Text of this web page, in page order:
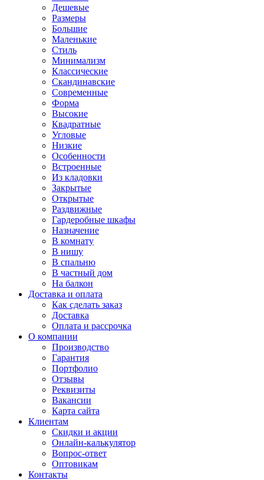
Дешевые
Размеры
Большие
Маленькие
Стиль
Минимализм
Классические
Скандинавские
Современные
Форма
Высокие
Квадратные
Угловые
Низкие
Особенности
Встроенные
Из кладовки
Закрытые
Открытые
Раздвижные
Гардеробные шкафы
Назначение
В комнату
В нишу
В спальню
В частный дом
На балкон
Доставка и оплата
Как сделать заказ
Доставка
Оплата и рассрочка
О компании
Производство
Гарантия
Портфолио
Отзывы
Реквизиты
Вакансии
Карта сайта
Клиентам
Скидки и акции
Онлайн-калькулятор
Вопрос-ответ
Оптовикам
Контакты